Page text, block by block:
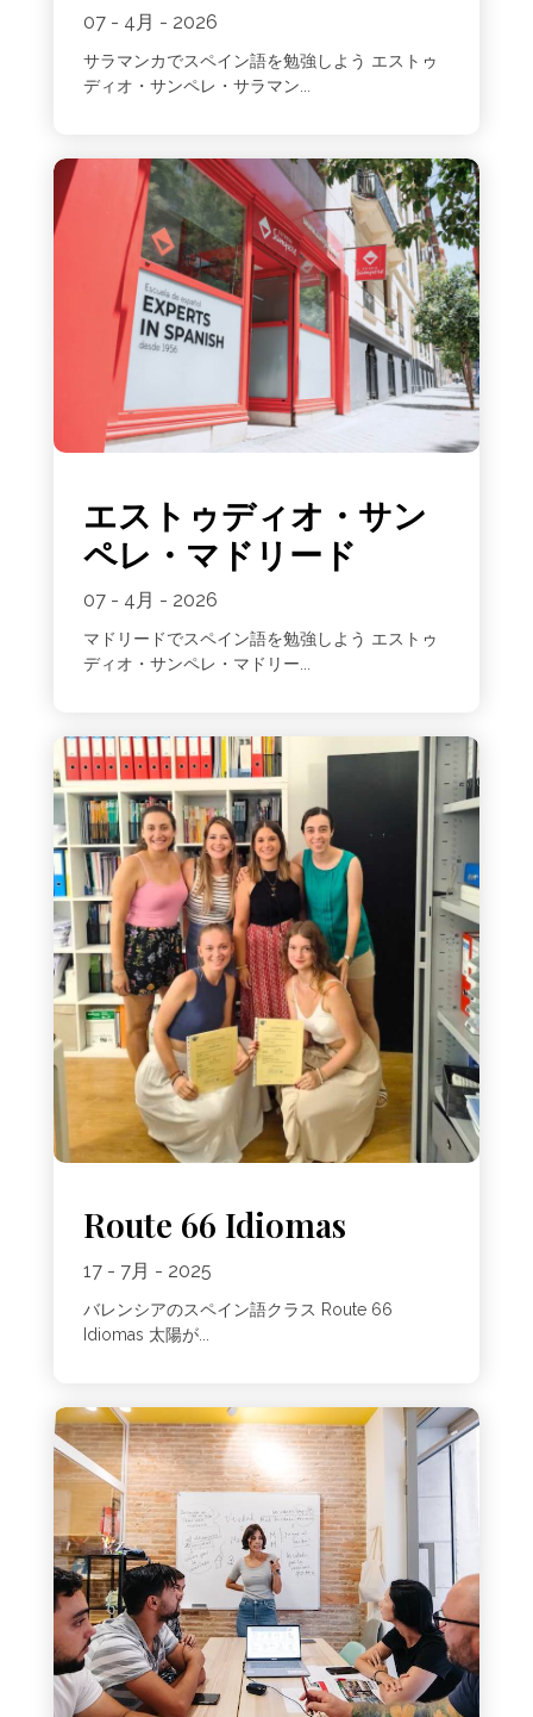
07 - 4月 - 2026
サラマンカでスペイン語を勉強しよう エストゥ
ディオ・サンペレ・サラマン...
エストゥディオ・サン
ペレ・マドリード
07 - 4月 - 2026
マドリードでスペイン語を勉強しよう エストゥ
ディオ・サンペレ・マドリー...
Route 66 Idiomas
17 - 7月 - 2025
バレンシアのスペイン語クラス Route 66
Idiomas 太陽が...